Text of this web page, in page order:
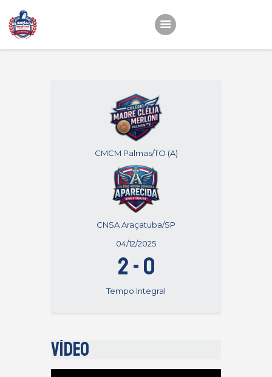
Início
Sagrado Rede de
CMCM Palmas/TO (A)
CNSA Araçatuba/SP
04/12/2025
2-0
Tempo Integral
Vídeo